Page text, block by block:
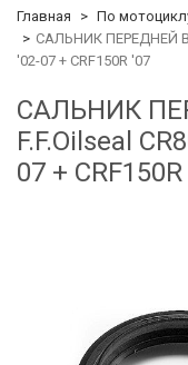
Главная По
САЛЬНИК ПЕРЕДНЕЙ
'02-07 + CRF150R '07
САЛЬНИК
F.F.Oilseal
07 +